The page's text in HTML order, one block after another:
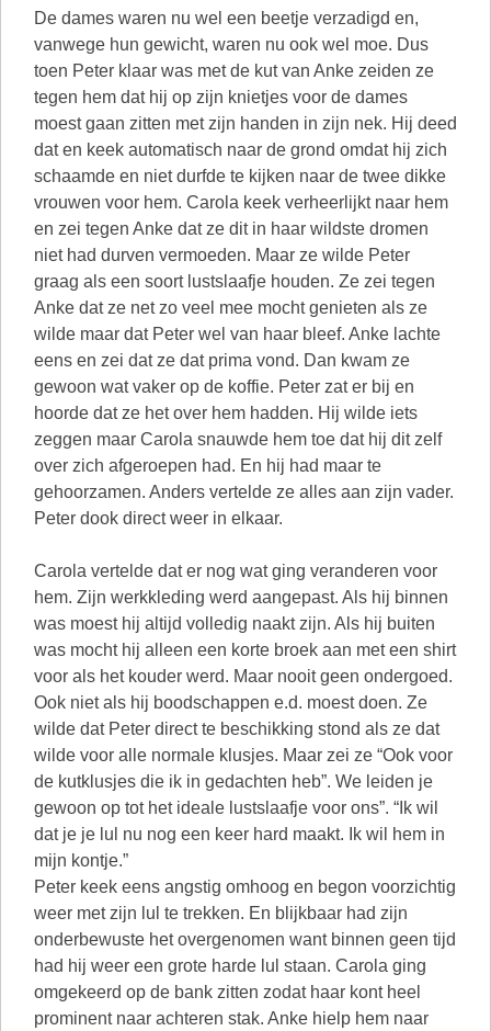
De dames waren nu wel een beetje verzadigd en,
vanwege hun gewicht, waren nu ook wel moe. Dus
toen Peter klaar was met de kut van Anke zeiden ze
tegen hem dat hij op zijn knietjes voor de dames
moest gaan zitten met zijn handen in zijn nek. Hij deed
dat en keek automatisch naar de grond omdat hij zich
schaamde en niet durfde te kijken naar de twee dikke
vrouwen voor hem. Carola keek verheerlijkt naar hem
en zei tegen Anke dat ze dit in haar wildste dromen
niet had durven vermoeden. Maar ze wilde Peter
graag als een soort lustslaafje houden. Ze zei tegen
Anke dat ze net zo veel mee mocht genieten als ze
wilde maar dat Peter wel van haar bleef. Anke lachte
eens en zei dat ze dat prima vond. Dan kwam ze
gewoon wat vaker op de koffie. Peter zat er bij en
hoorde dat ze het over hem hadden. Hij wilde iets
zeggen maar Carola snauwde hem toe dat hij dit zelf
over zich afgeroepen had. En hij had maar te
gehoorzamen. Anders vertelde ze alles aan zijn vader.
Peter dook direct weer in elkaar.
Carola vertelde dat er nog wat ging veranderen voor
hem. Zijn werkkleding werd aangepast. Als hij binnen
was moest hij altijd volledig naakt zijn. Als hij buiten
was mocht hij alleen een korte broek aan met een shirt
voor als het kouder werd. Maar nooit geen ondergoed.
Ook niet als hij boodschappen e.d. moest doen. Ze
wilde dat Peter direct te beschikking stond als ze dat
wilde voor alle normale klusjes. Maar zei ze “Ook voor
de kutklusjes die ik in gedachten heb”. We leiden je
gewoon op tot het ideale lustslaafje voor ons”. “Ik wil
dat je je lul nu nog een keer hard maakt. Ik wil hem in
mijn kontje.”
Peter keek eens angstig omhoog en begon voorzichtig
weer met zijn lul te trekken. En blijkbaar had zijn
onderbewuste het overgenomen want binnen geen tijd
had hij weer een grote harde lul staan. Carola ging
omgekeerd op de bank zitten zodat haar kont heel
prominent naar achteren stak. Anke hielp hem naar